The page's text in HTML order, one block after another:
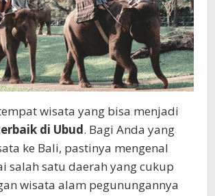
wisata yang bisa menjadi
di Ubud. Bagi Anda yang
ke Bali, pastinya mengenal
salah satu daerah yang cukup
wisata alam pegunungannya